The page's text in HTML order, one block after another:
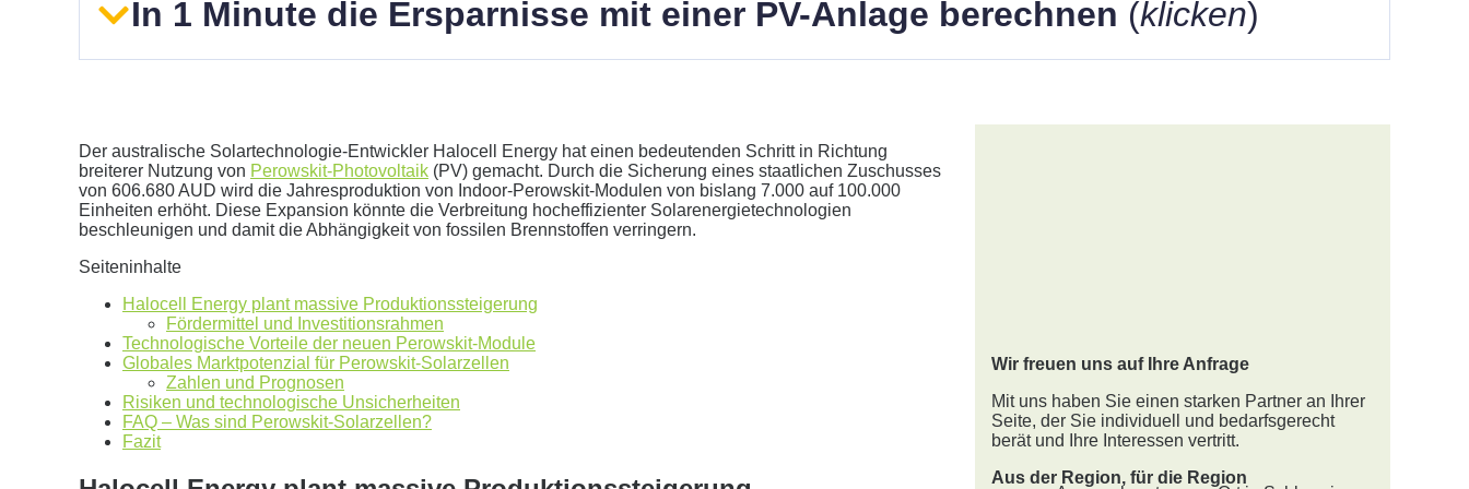
In 1 Minute die Ersparnisse mit einer PV-Anlage berechnen (klicken)
Geben Sie hier Ihren jährlichen Stromverbrauch an
Aktuellen Strompreis anpassen
€/kWh
Hinweis:Dies ist eine Beispielrechnung
Dies ist eine beispielhafte Rechnung mit folgender Annahme:
kWh Verbrauch
Der australische Solartechnologie-Entwickler Halocell Energy hat einen bedeutenden Schritt in Richtung
breiterer Nutzung von Perowskit-Photovoltaik (PV) gemacht. Durch die Sicherung eines staatlichen Zuschusses
von 606.680 AUD wird die Jahresproduktion von Indoor-Perowskit-Modulen von bislang 7.000 auf 100.000
Einheiten erhöht. Diese Expansion könnte die Verbreitung hocheffizienter Solarenergietechnologien
beschleunigen und damit die Abhängigkeit von fossilen Brennstoffen verringern.
Seiteninhalte
Halocell Energy plant massive Produktionssteigerung
Fördermittel und Investitionsrahmen
Technologische Vorteile der neuen Perowskit-Module
Globales Marktpotenzial für Perowskit-Solarzellen
Zahlen und Prognosen
Risiken und technologische Unsicherheiten
FAQ – Was sind Perowskit-Solarzellen?
Fazit
Wir freuen uns auf Ihre Anfrage
Mit uns haben Sie einen starken Partner an Ihrer
Seite, der Sie individuell und bedarfsgerecht
berät und Ihre Interessen vertritt.
Aus der Region, für die Region